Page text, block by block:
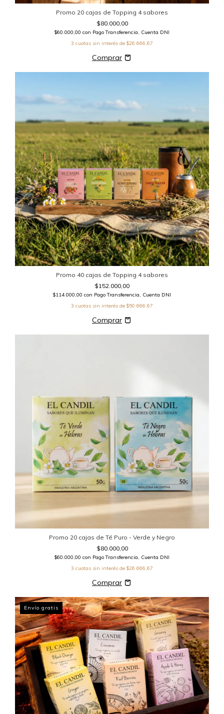
Promo 20 cajas de Topping 4 sabores
$80.000,00
$60.000,00 con Pago Transferencia, Cuenta DNI
3 cuotas sin interés de $26.666,67
Promo 40 cajas de Topping 4 sabores
$152.000,00
$114.000,00 con Pago Transferencia, Cuenta DNI
3 cuotas sin interés de $50.666,67
Promo 20 cajas de Té Puro - Verde y Negro
$80.000,00
$60.000,00 con Pago Transferencia, Cuenta DNI
3 cuotas sin interés de $26.666,67
Envío gratis